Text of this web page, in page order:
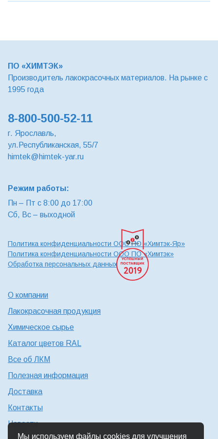
ПО «ХИМТЭК»
Производитель лакокрасочных материалов. На рынке с
1995 года
8-800-500-52-11
г. Ярославль,
ул.Республиканская, 55/7
himtek@himtek-yar.ru
Режим работы:
Пн – Пт с 8:00 до 17:00
Сб, Вс – выходной
Политика конфиденциальности ООО ПО «Химтэк-Яр»
Политика конфиденциальности ООО ПО «Химтэк»
Обработка персональных данных
О компании
Лакокрасочная продукция
Химическое сырье
Каталог цветов RAL
Все об ЛКМ
Полезная информация
Доставка
Контакты
Новости
Мы используем файлы cookies для улучшения